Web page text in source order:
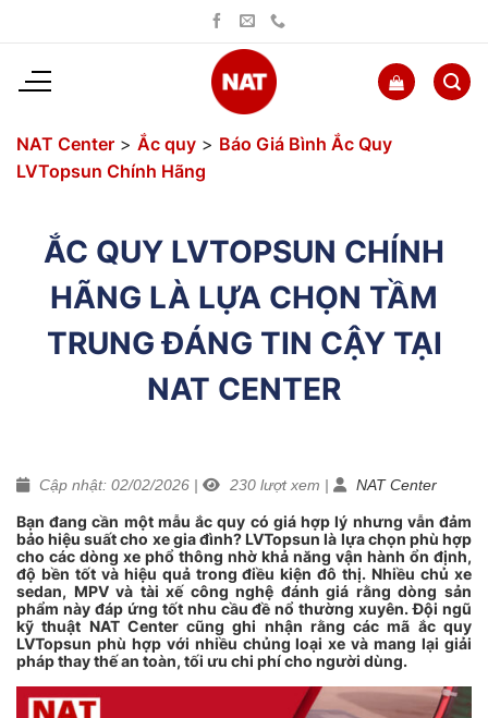
dung
NAT Center > Ắc quy > Báo Giá Bình Ắc Quy
LVTopsun Chính Hãng
ẮC QUY LVTOPSUN CHÍNH
HÃNG LÀ LỰA CHỌN TẦM
TRUNG ĐÁNG TIN CẬY TẠI
NAT CENTER
Cập nhật: 02/02/2026 | 230 lượt xem | NAT Center
Bạn đang cần một mẫu ắc quy có giá hợp lý nhưng vẫn đảm
bảo hiệu suất cho xe gia đình? LVTopsun là lựa chọn phù hợp
cho các dòng xe phổ thông nhờ khả năng vận hành ổn định,
độ bền tốt và hiệu quả trong điều kiện đô thị. Nhiều chủ xe
sedan, MPV và tài xế công nghệ đánh giá rằng dòng sản
phẩm này đáp ứng tốt nhu cầu đề nổ thường xuyên. Đội ngũ
kỹ thuật NAT Center cũng ghi nhận rằng các mã ắc quy
LVTopsun phù hợp với nhiều chủng loại xe và mang lại giải
pháp thay thế an toàn, tối ưu chi phí cho người dùng.